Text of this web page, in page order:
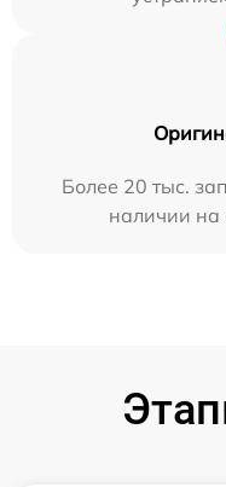
Более 20 тыс.
наличии на